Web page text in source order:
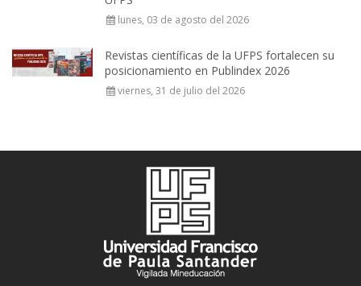
lunes, 03 de agosto del 2026
Revistas científicas de la UFPS fortalecen su
posicionamiento en Publindex 2026
viernes, 31 de julio del 2026